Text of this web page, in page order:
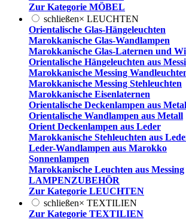
Zur Kategorie MÖBEL
schließen× LEUCHTEN
Orientalische Glas-Hängeleuchten
Marokkanische Glas-Wandlampen
Marokkanische Glas-Laternen und
Orientalische Hängeleuchten aus
Marokkanische Messing
Marokkanische Messing Stehleuchten
Marokkanische Eisenlaternen
Orientalische Deckenlampen aus
Orientalische Wandlampen aus Metall
Orient Deckenlampen aus Leder
Marokkanische Stehleuchten aus
Leder-Wandlampen aus Marokko
Sonnenlampen
Marokkanische Leuchten aus Messing
LAMPENZUBEHÖR
Zur Kategorie LEUCHTEN
schließen× TEXTILIEN
Zur Kategorie TEXTILIEN